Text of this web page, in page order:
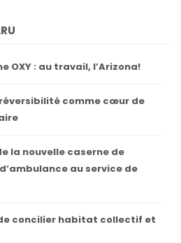
OXY : au travail, l’Arizona!
réversibilité comme cœur de
la nouvelle caserne de
au service de
de concilier habitat collectif et